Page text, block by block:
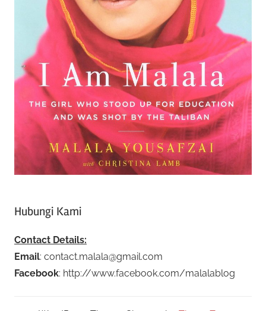
Hubungi Kami
Contact Details:
Email: contact.malala@gmail.com
Facebook: http://www.facebook.com/malalablog